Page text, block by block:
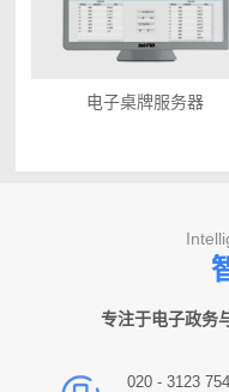
电子桌牌服务器
专注于电子政务
020 - 3123